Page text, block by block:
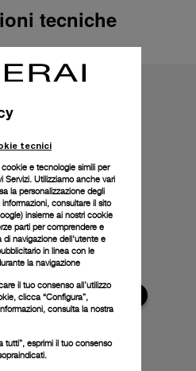
tecniche
tecnici
cookie e tecnologie simili per
Servizi. Utilizziamo anche vari
la personalizzazione degli
consultare il sito
) insieme ai nostri cookie
parti per comprendere e
di navigazione dell'utente e
in linea con le
la navigazione
il tuo consenso all’utilizzo
clicca “Configura”,
consulta la nostra
tutti”, esprimi il tuo consenso